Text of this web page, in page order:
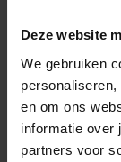
Deze website
We gebruiken
en om ons
informatie over
partners voor